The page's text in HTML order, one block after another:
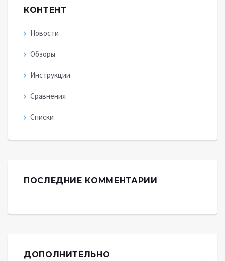
КОНТЕНТ
Новости
Обзоры
Инструкции
Сравнения
Списки
ПОСЛЕДНИЕ КОММЕНТАРИИ
ДОПОЛНИТЕЛЬНО